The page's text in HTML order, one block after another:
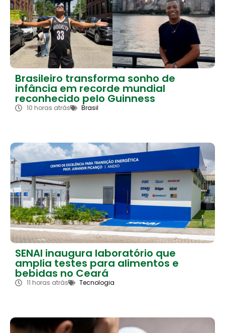
Brasileiro transforma sonho de
infância em recorde mundial
reconhecido pelo Guinness
10 horas atrás Brasil
SENAI inaugura laboratório que
amplia testes para alimentos e
bebidas no Ceará
11 horas atrás Tecnologia